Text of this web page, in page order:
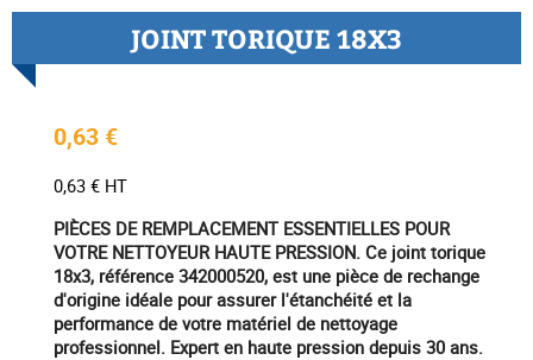
JOINT TORIQUE 18X3
0,63 €
0,63 € HT
PIÈCES DE REMPLACEMENT ESSENTIELLES POUR
VOTRE NETTOYEUR HAUTE PRESSION. Ce joint torique
18x3, référence 342000520, est une pièce de rechange
d'origine idéale pour assurer l'étanchéité et la
performance de votre matériel de nettoyage
professionnel. Expert en haute pression depuis 30 ans.